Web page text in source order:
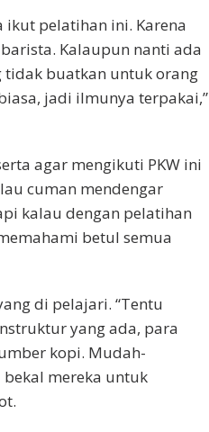
ikut pelatihan ini. Karena
Kalaupun nanti ada
buatkan untuk orang
jadi ilmunya terpakai,”
agar mengikuti PKW ini
cuman mendengar
kalau dengan pelatihan
betul semua
di pelajari. “Tentu
yang ada, para
kopi. Mudah-
mereka untuk